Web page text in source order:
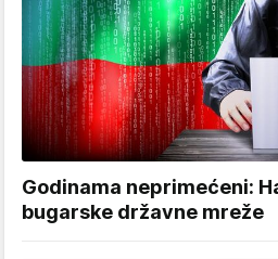
Godinama neprimećeni:
bugarske državne mreže